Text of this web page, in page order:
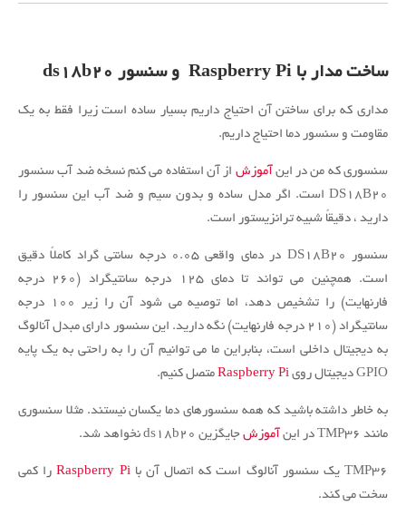
ساخت مدار با Raspberry Pi و سنسور ds18b20
مداری که برای ساختن آن احتیاج داریم بسیار ساده است زیرا فقط به یک
مقاومت و سنسور دما احتیاج داریم.
سنسوری که من در این آموزش از آن استفاده می کنم نسخه ضد آب سنسور
DS18B20 است.
اگر مدل ساده و بدون سیم و ضد آب این سنسور را
دارید ، دقیقاً شبیه ترانزیستور است.
سنسور DS18B20
در دمای واقعی ۰.۰۵ درجه سانتی گراد کاملاً دقیق
است. همچنین می تواند تا دمای ۱۲۵ درجه سانتیگراد (۲۶۰ درجه
فارنهایت) را تشخیص دهد، اما توصیه می شود آن را زیر ۱۰۰ درجه
سانتیگراد (۲۱۰ درجه فارنهایت) نگه دارید. این سنسور دارای مبدل آنالوگ
به دیجیتال داخلی است، بنابراین ما می توانیم آن را به راحتی به یک پایه
GPIO دیجیتال روی
Raspberry Pi متصل کنیم.
به خاطر داشته باشید که همه سنسورهای دما یکسان نیستند. مثلا سنسوری
مانند TMP36 در این
آموزش جایگزین ds18b20 نخواهد شد.
TMP36 یک سنسور آنالوگ است که اتصال آن با Raspberry Piرا کمی
سخت می کند.